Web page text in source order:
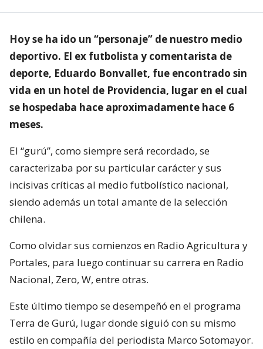
Hoy se ha ido un “personaje” de nuestro medio
deportivo. El ex futbolista y comentarista de
deporte, Eduardo Bonvallet, fue encontrado sin
vida en un hotel de Providencia, lugar en el cual
se hospedaba hace aproximadamente hace 6
meses.
El “gurú”, como siempre será recordado, se
caracterizaba por su particular carácter y sus
incisivas críticas al medio futbolístico nacional,
siendo además un total amante de la selección
chilena.
Como olvidar sus comienzos en Radio Agricultura y
Portales, para luego continuar su carrera en Radio
Nacional, Zero, W, entre otras.
Este último tiempo se desempeñó en el programa
Terra de Gurú, lugar donde siguió con su mismo
estilo en compañía del periodista Marco Sotomayor.